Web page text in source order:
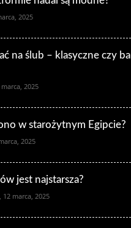
2025
na ślub – klasyczne czy
2025
w starożytnym Egipcie?
2025
jest najstarsza?
12 marca, 2025